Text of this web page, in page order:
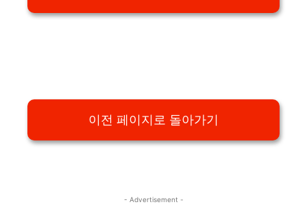
이전 페이지로 돌아가기
- Advertisement -